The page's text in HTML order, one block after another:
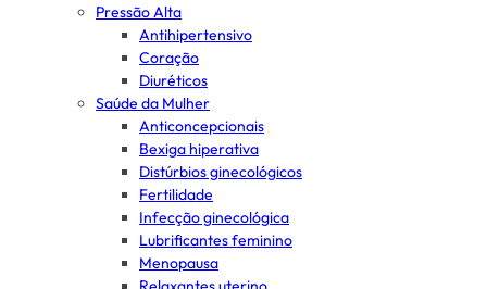
Pressão Alta
Antihipertensivo
Coração
Diuréticos
Saúde da Mulher
Anticoncepcionais
Bexiga hiperativa
Distúrbios ginecológicos
Fertilidade
Infecção ginecológica
Lubrificantes feminino
Menopausa